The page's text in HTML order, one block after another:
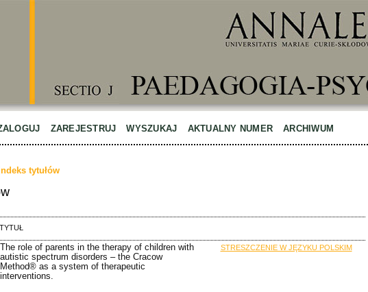
ZAREJESTRUJ WYSZUKAJ AKTUALNY NUMER ARCHIWUM
tytułów
TYTUŁ
The role of parents in the therapy of children with
autistic spectrum disorders – the Cracow
Method® as a system of therapeutic
interventions.
STRESZCZENIE W JĘZYKU POLSKIM